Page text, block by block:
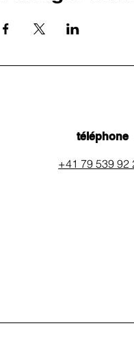
téléphone
+41 79 539 92